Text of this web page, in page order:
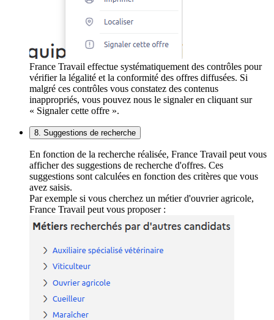
France Travail effectue systématiquement des contrôles pour
vérifier la légalité et la conformité des offres diffusées. Si
malgré ces contrôles vous constatez des contenus
inappropriés, vous pouvez nous le signaler en cliquant sur
« Signaler cette offre ».
8. Suggestions de recherche
En fonction de la recherche réalisée, France Travail peut vous
afficher des suggestions de recherche d'offres. Ces
suggestions sont calculées en fonction des critères que vous
avez saisis.
Par exemple si vous cherchez un métier d'ouvrier agricole,
France Travail peut vous proposer :